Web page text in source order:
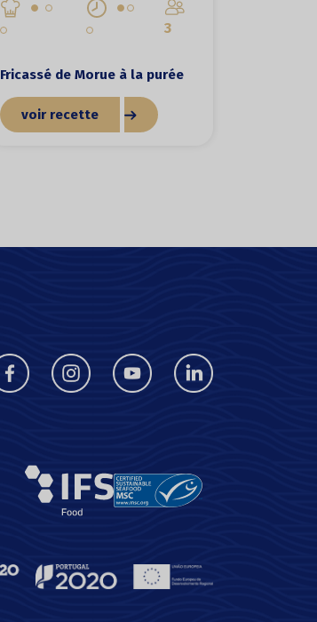
3
Fricassé de Morue à la purée
voir recette